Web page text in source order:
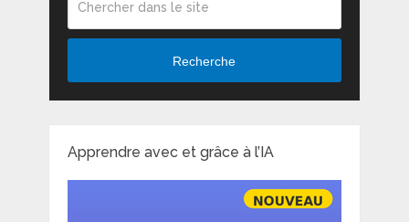
Recherche
Apprendre avec et grâce à l’IA